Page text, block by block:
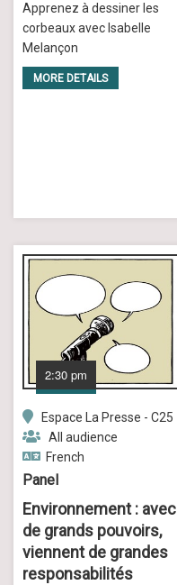
Apprenez à dessiner les
corbeaux avec Isabelle
Melançon
MORE DETAILS
2:30 pm
Espace La Presse - C25
All audience
French
Panel
Environnement : avec
de grands pouvoirs,
viennent de grandes
responsabilités